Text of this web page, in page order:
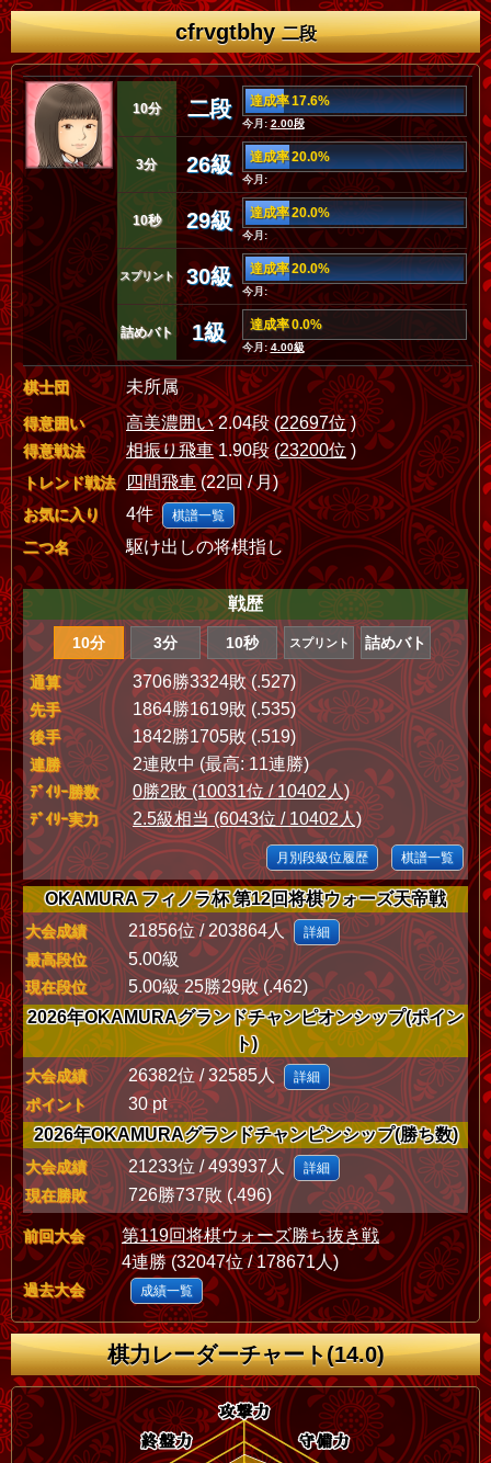
cfrvgtbhy二段
10分 二段 達成率 17.6%
今月:2.00段
3分 26級 達成率 20.0%
今月:
10秒 29級 達成率 20.0%
今月:
スプリント 30級 達成率 20.0%
今月:
詰めバト 1級 達成率 0.0%
今月:4.00級
棋士団 未所属
得意囲い 高美濃囲い2.04段 (22697位)
得意戦法 相振り飛車1.90段 (23200位 )
トレンド戦法 四間飛車(22回 / 月)
お気に入り 4件 棋譜一覧
二つ名 駆け出しの将棋指し
戦歴
10分 3分 10秒 スプリント 詰めバト
通算 3706勝3324敗 (.527)
先手 1864勝1619敗 (.535)
後手 1842勝1705敗 (.519)
連勝 2連敗中 (最高: 11連勝)
ﾃﾞｲﾘｰ勝数 0勝2敗 (10031位 / 10402人)
ﾃﾞｲﾘｰ実力 2.5級相当 (6043位 / 10402人)
月別段級位履歴 棋譜一覧
OKAMURA フィノラ杯 第12回将棋ウォーズ天帝戦
大会成績 21856位 / 203864人 詳細
最高段位 5.00級
現在段位
5.00級 25勝29敗 (.462)
2026年OKAMURAグランドチャンピオンシップ(ポイン
ト)
大会成績 26382位 / 32585人 詳細
ポイント
30 pt
2026年OKAMURAグランドチャンピンシップ(勝ち数)
大会成績 21233位 / 493937人 詳細
現在勝敗 726勝737敗 (.496)
前回大会
第119回将棋ウォーズ勝ち抜き戦
4連勝 (32047位 / 178671人)
過去大会 成績一覧
棋力レーダーチャート(14.0)